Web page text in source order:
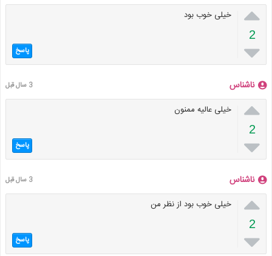

2

خیلی خوب بود
پاسخ
ناشناس 3 سال قبل

2

خیلی عالیه ممنون
پاسخ
ناشناس 3 سال قبل

2

خیلی خوب بود از نظر من
پاسخ